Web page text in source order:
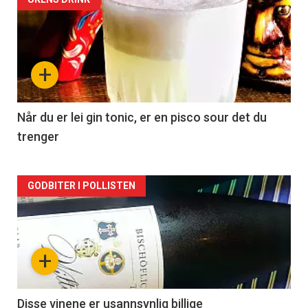
akkurat
nå
-
2
+
Når du er lei gin tonic, er en pisco sour det du
trenger
Forsiden
akkurat
nå+
GODBITER I POLLISTEN
Disse vinene er usannsynlig billige